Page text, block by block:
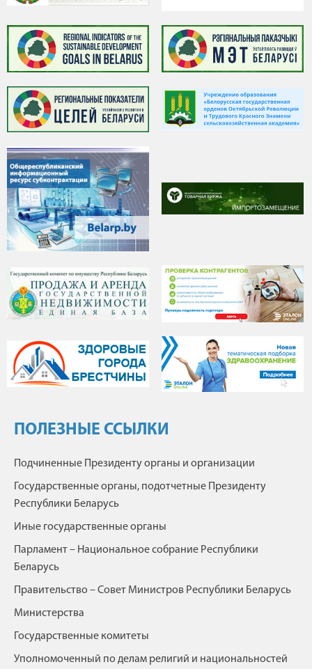
ПОЛЕЗНЫЕ ССЫЛКИ
Подчиненные Президенту органы и организации
Государственные органы, подотчетные Президенту
Республики Беларусь
Иные государственные органы
Парламент – Национальное собрание Республики
Беларусь
Правительство – Совет Министров Республики Беларусь
Министерства
Государственные комитеты
Уполномоченный по делам религий и национальностей